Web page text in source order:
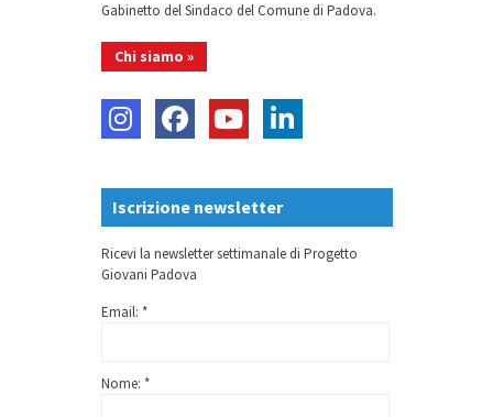
Gabinetto del Sindaco del Comune di Padova.
Chi siamo »
Iscrizione newsletter
Ricevi la newsletter settimanale di Progetto
Giovani Padova
Email: *
Nome: *